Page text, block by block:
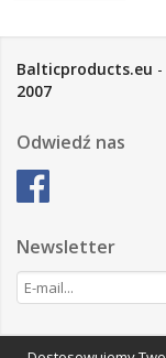
Balticproducts.eu
2007
Odwiedź nas
Newsletter